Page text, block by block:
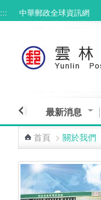
跳到主要內容區塊
::: 中華郵政全球資訊網
最新消息
首頁 > 關於我們